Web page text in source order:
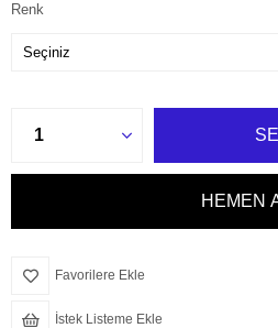
Renk
Favorilere Ekle
İstek Listeme Ekle